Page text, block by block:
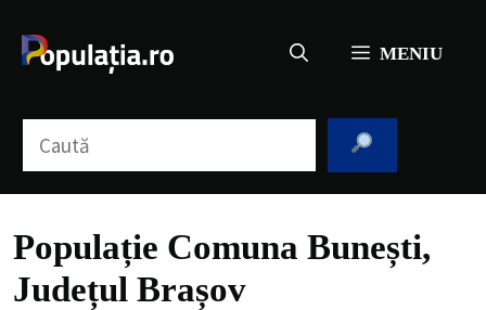
conținut
MENIU
Populație Comuna Bunești,
Județul Brașov